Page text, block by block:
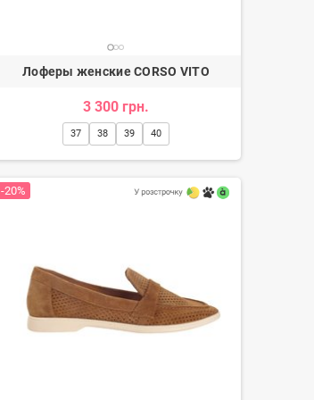
Лоферы женские CORSO VITO
3 300 грн.
37 38 39 40
-20%